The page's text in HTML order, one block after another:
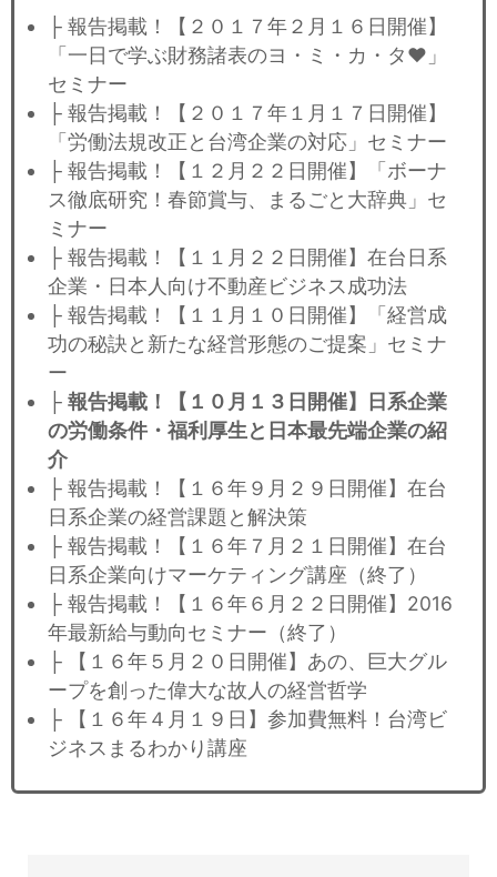
├ 報告掲載！【２０１７年２月１６日開催】
「一日で学ぶ財務諸表のヨ・ミ・カ・タ♥」
セミナー
├ 報告掲載！【２０１７年１月１７日開催】
「労働法規改正と台湾企業の対応」セミナー
├ 報告掲載！【１２月２２日開催】「ボーナ
ス徹底研究！春節賞与、まるごと大辞典」セ
ミナー
├ 報告掲載！【１１月２２日開催】在台日系
企業・日本人向け不動産ビジネス成功法
├ 報告掲載！【１１月１０日開催】「経営成
功の秘訣と新たな経営形態のご提案」セミナ
ー
├ 報告掲載！【１０月１３日開催】日系企業
の労働条件・福利厚生と日本最先端企業の紹
介
├ 報告掲載！【１６年９月２９日開催】在台
日系企業の経営課題と解決策
├ 報告掲載！【１６年７月２１日開催】在台
日系企業向けマーケティング講座（終了）
├ 報告掲載！【１６年６月２２日開催】2016
年最新給与動向セミナー（終了）
├ 【１６年５月２０日開催】あの、巨大グル
ープを創った偉大な故人の経営哲学
├ 【１６年４月１９日】参加費無料！台湾ビ
ジネスまるわかり講座